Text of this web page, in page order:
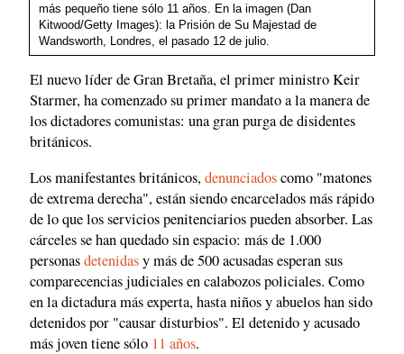
más pequeño tiene sólo 11 años. En la imagen (Dan
Kitwood/Getty Images): la Prisión de Su Majestad de
Wandsworth, Londres, el pasado 12 de julio.
El nuevo líder de Gran Bretaña, el primer ministro Keir
Starmer, ha comenzado su primer mandato a la manera de
los dictadores comunistas: una gran purga de disidentes
británicos.
Los manifestantes británicos,denunciadoscomo "matones
de extrema derecha", están siendo encarcelados más rápido
de lo que los servicios penitenciarios pueden absorber. Las
cárceles se han quedado sin espacio: más de 1.000
personasdetenidasy más de 500 acusadas esperan sus
comparecencias judiciales en calabozos policiales. Como
en la dictadura más experta, hasta niños y abuelos han sido
detenidos por "causar disturbios". El detenido y acusado
más joven tiene sólo 11 años.